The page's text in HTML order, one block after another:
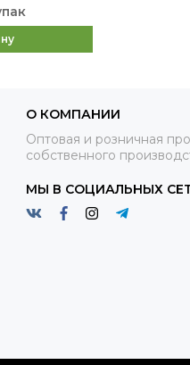
О КОМПАНИИ
Оптовая и розничная
собственного
МЫ В СОЦИАЛЬНЫХ